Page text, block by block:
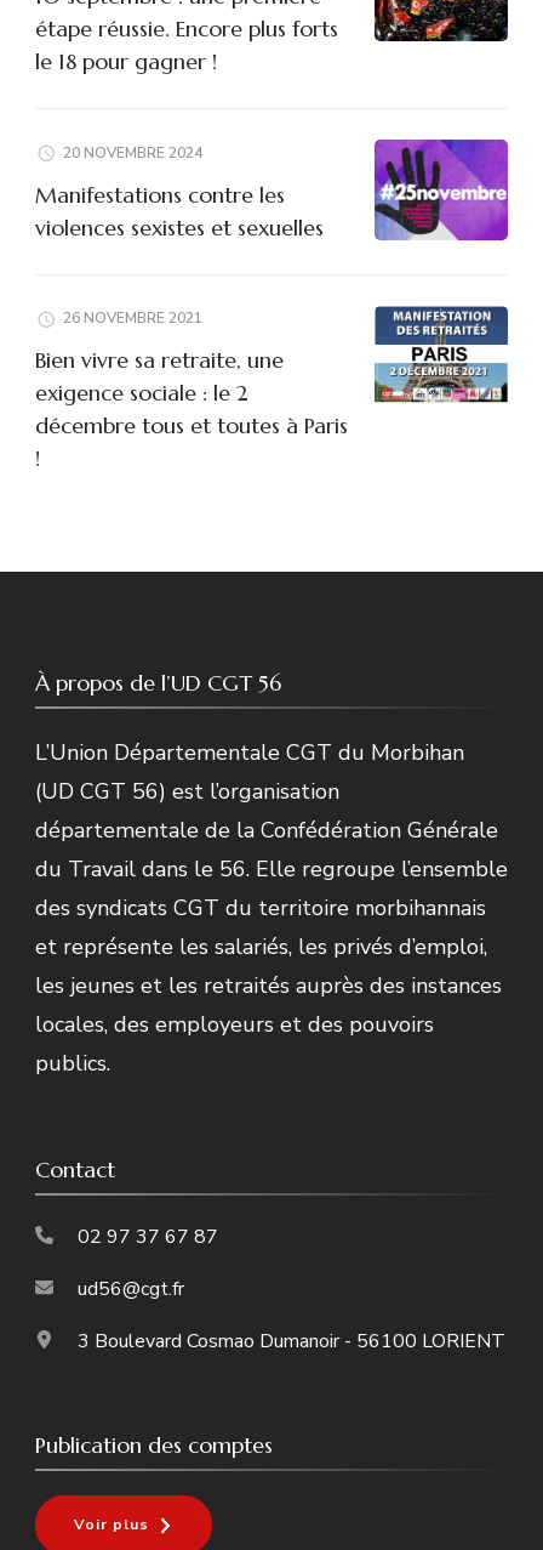
étape réussie. Encore plus forts
le 18 pour gagner !
20 NOVEMBRE 2024
Manifestations contre les
violences sexistes et sexuelles
26 NOVEMBRE 2021
Bien vivre sa retraite, une
exigence sociale : le 2
décembre tous et toutes à Paris
!
À propos de l’UD CGT 56
L’Union Départementale CGT du Morbihan
(UD CGT 56) est l’organisation
départementale de la Confédération Générale
du Travail dans le 56. Elle regroupe l’ensemble
des syndicats CGT du territoire morbihannais
et représente les salariés, les privés d’emploi,
les jeunes et les retraités auprès des instances
locales, des employeurs et des pouvoirs
publics.
Contact
02 97 37 67 87
ud56@cgt.fr
3 Boulevard Cosmao Dumanoir - 56100 LORIENT
Publication des comptes
Voir plus